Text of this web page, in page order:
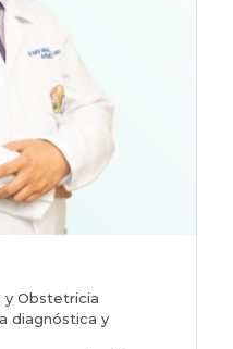
y Obstetricia
diagnóstica y